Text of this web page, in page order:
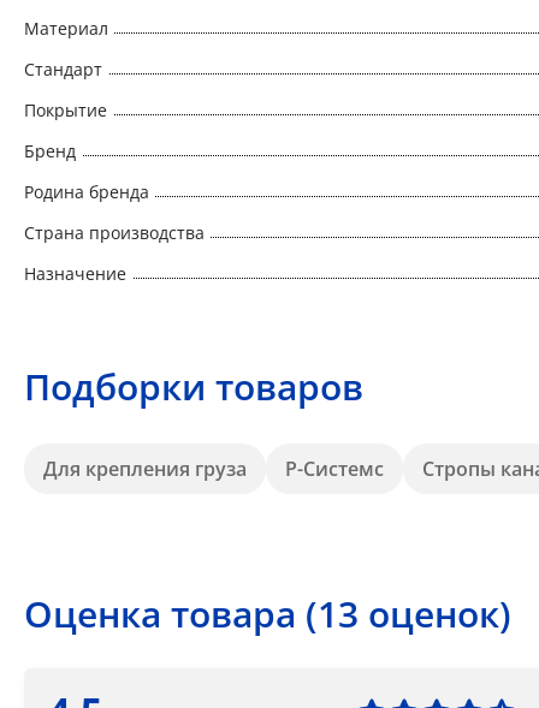
Материал
Стандарт
Покрытие
Бренд
Родина бренда
Страна производства
Назначение
Подборки товаров
Для крепления груза Р-Системс Стропы
Оценка товара (13 оценок)